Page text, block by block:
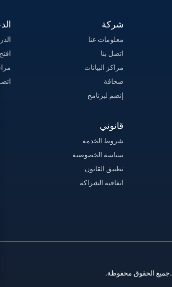
شركة
معلومات عنا
اتصل بنا
مراكز البيانات
صحافة
إنضم لبرنامج
قانوني
شروط الخدمة
سياسة الخصوصية
تطبيق القانون
اتفاقية الشراكة
اتصل بنا